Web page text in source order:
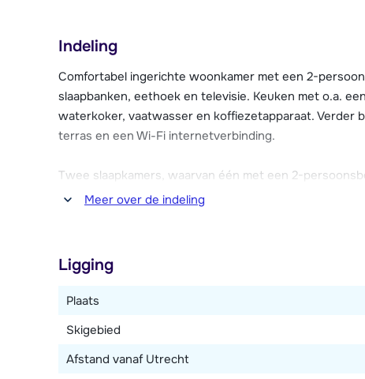
De verzorgd ingerichte appartementen Le Belmont zijn
internetverbinding en een balkon of terras. Tegen
de receptie is er een kinderspeelruimte en een lounge
en ook een skiberging is aanwezig in de résidence.
parkeergarage van de résidence.
Indeling
Comfortabel ingerichte woonkamer met een 2-
slaapbanken, eethoek en televisie. Keuken met o.a.
waterkoker, vaatwasser en koffiezetapparaat. Verder
terras en een Wi-Fi internetverbinding.
Twee slaapkamers, waarvan één met een 2-
Twee badkamers, waarvan één met bad en één met
Meer over de indeling
Ligging
Plaats
Skigebied
Afstand vanaf Utrecht